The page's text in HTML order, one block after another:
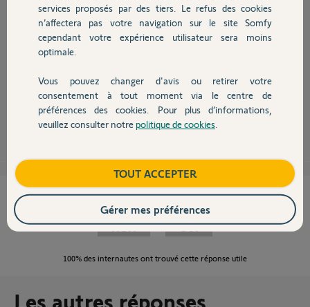
Autres produits
Devis avec un pro
Contact
Cette box est activée sur le compte d'un magasin, nous ne pouvons la ré-
initialiser sans accord de leur part.
Nous avons donc informer le commercial de ce magasin, afin qu'il
prenne contact avec eux.
Dès que nous aurons leur accord nous pourrons la ré-initialiser.
Bonne journée.
Gladys B. il y a plus de 9 ans
Cette réponse vous a-t-elle aidé ?
NON OUI
100% des internautes ont trouvé cette réponse utile
Les autres réponses
services proposés par des tiers. Le refus des cookies
n’affectera pas votre navigation sur le site Somfy
cependant votre expérience utilisateur sera moins
optimale.
Vous pouvez changer d'avis ou retirer votre
consentement à tout moment via le centre de
préférences des cookies. Pour plus d’informations,
veuillez consulter notre politique de cookies
TOUT ACCEPTER
Gérer mes préférences